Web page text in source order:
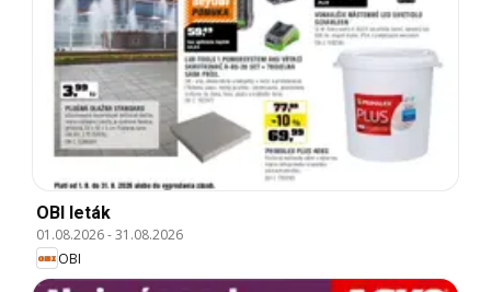
OBI leták
01.08.2026-31.08.2026
OBI